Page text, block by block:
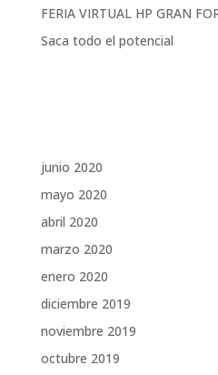
FERIA VIRTUAL HP GRAN
Saca todo el potencial
junio 2020
mayo 2020
abril 2020
marzo 2020
enero 2020
diciembre 2019
noviembre 2019
octubre 2019